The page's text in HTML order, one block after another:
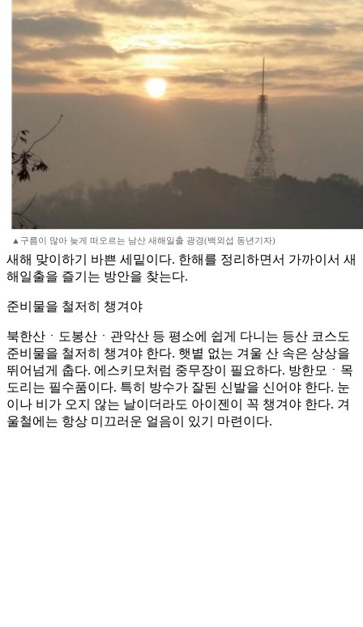
▲구름이 많아 늦게 떠오르는 남산 새해일출 광경(백외섭 동년기자)
새해 맞이하기 바쁜 세밑이다. 한해를 정리하면서 가까이서 새
해일출을 즐기는 방안을 찾는다.
준비물을 철저히 챙겨야
북한산ㆍ도봉산ㆍ관악산 등 평소에 쉽게 다니는 등산 코스도
준비물을 철저히 챙겨야 한다. 햇볕 없는 겨울 산 속은 상상을
뛰어넘게 춥다. 에스키모처럼 중무장이 필요하다. 방한모ㆍ목
도리는 필수품이다. 특히 방수가 잘된 신발을 신어야 한다. 눈
이나 비가 오지 않는 날이더라도 아이젠이 꼭 챙겨야 한다. 겨
울철에는 항상 미끄러운 얼음이 있기 마련이다.